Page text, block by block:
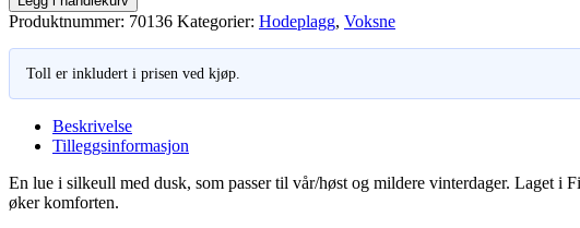
ull
antall
Produktnummer: 70136 Kategorier: Hodeplagg, Voksne
Toll er inkludert i prisen ved kjøp.
Beskrivelse
Tilleggsinformasjon
En lue i silkeull med dusk, som passer til vår/høst og mildere vinterdager. Laget
øker komforten.